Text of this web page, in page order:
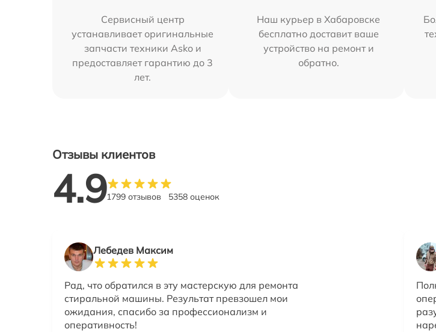
Сервисный центр
устанавливает оригинальные
запчасти техники Asko и
предоставляет гарантию до 3
лет.
Наш курьер в Хабаровске
бесплатно доставит ваше
устройство на ремонт и
обратно.
Отзывы клиентов
4.91799 отзывов 5358 оценок
Лебедев Максим
Рад, что обратился в эту мастерскую для ремонта
стиральной машины. Результат превзошел мои
ожидания, спасибо за профессионализм и
оперативность!